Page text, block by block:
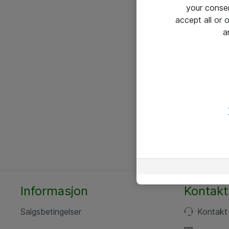
Informasjon
Salgsbetingelser
Kontakt
your
accept all or